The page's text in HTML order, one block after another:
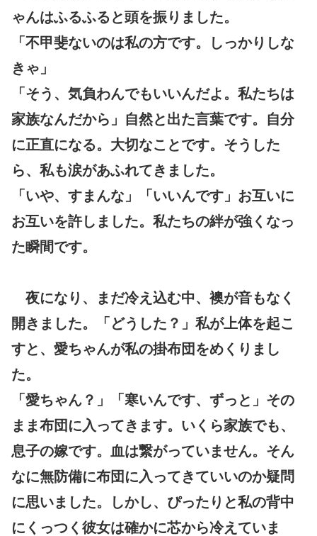
ゃんはふるふると頭を振りました。
「不甲斐ないのは私の方です。しっかりしな
きゃ」
「そう、気負わんでもいいんだよ。私たちは
家族なんだから」自然と出た言葉です。自分
に正直になる。大切なことです。そうした
ら、私も涙があふれてきました。
「いや、すまんな」「いいんです」お互いに
お互いを許しました。私たちの絆が強くなっ
た瞬間です。
夜になり、まだ冷え込む中、襖が音もなく
開きました。「どうした？」私が上体を起こ
すと、愛ちゃんが私の掛布団をめくりまし
た。
「愛ちゃん？」「寒いんです、ずっと」その
まま布団に入ってきます。いくら家族でも、
息子の嫁です。血は繋がっていません。そん
なに無防備に布団に入ってきていいのか疑問
に思いました。しかし、ぴったりと私の背中
にくっつく彼女は確かに芯から冷えていま